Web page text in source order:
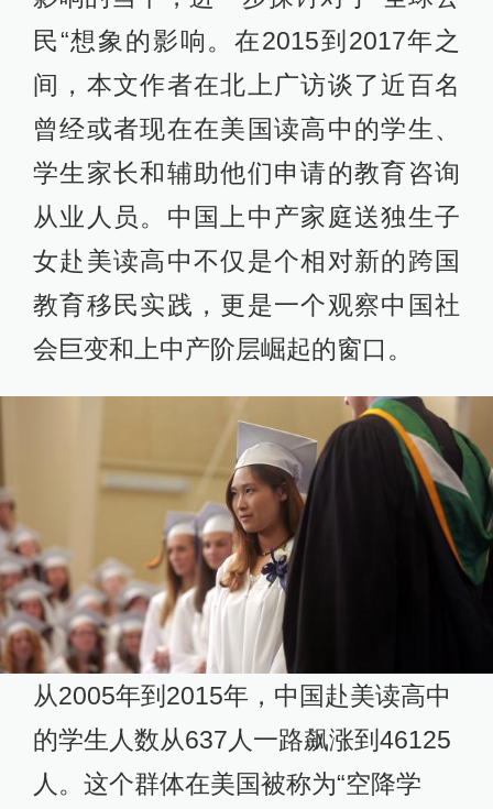
民“想象的影响。在2015到2017年之
间，本文作者在北上广访谈了近百名
曾经或者现在在美国读高中的学生、
学生家长和辅助他们申请的教育咨询
从业人员。中国上中产家庭送独生子
女赴美读高中不仅是个相对新的跨国
教育移民实践，更是一个观察中国社
会巨变和上中产阶层崛起的窗口。
从2005年到2015年，中国赴美读高中
的学生人数从637人一路飙涨到46125
人。这个群体在美国被称为“空降学